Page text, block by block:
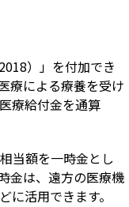
）」を付加でき
療による療養を受け
療給付金を通算
当額を一時金とし
金は、遠方の医療機
に活用できます。